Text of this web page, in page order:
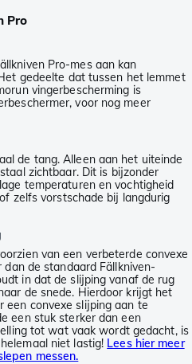
Pro
Pro-mes aan kan
gedeelte dat tussen het lemmet
vingerbescherming is
voor nog meer
de tang. Alleen aan het uiteinde
zichtbaar. Dit is bijzonder
temperaturen en vochtigheid
zelfs vorstschade bij langdurig
van een verbeterde convexe
de standaard Fällkniven-
in dat de slijping vanaf de rug
de snede. Hierdoor krijgt het
een convexe slijping aan te
een stuk sterker dan een
tot wat vaak wordt gedacht, is
niet lastig! Lees hier meer
messen.